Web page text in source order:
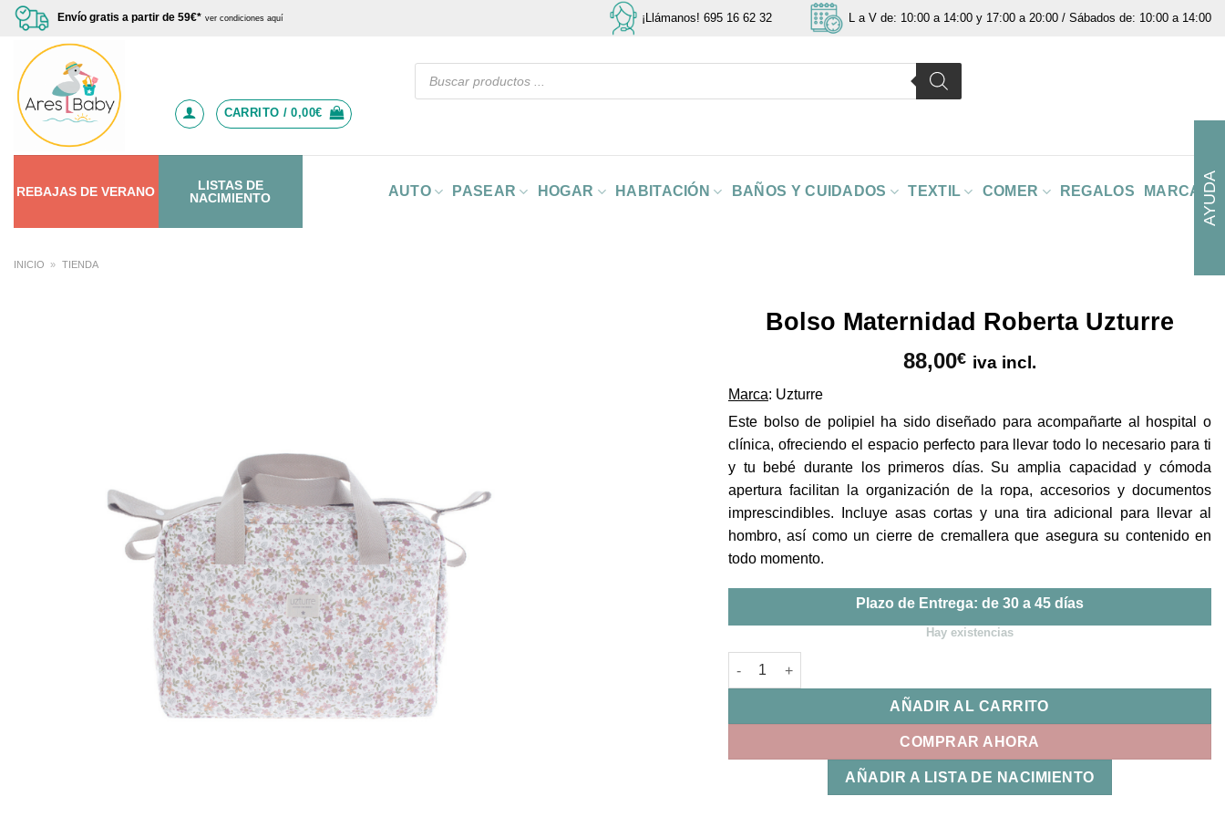
Saltar
contenido
Envío gratis a partir de 59€* ver condiciones aquí ¡Llámanos! 695 16 62 32 L a V de: 10:00 a 14:00 y 17:00 a 20:00 / Sábados de: 10:00 a 14:00
Búsqueda
CARRITO /0,00€
REBAJAS DEVERANO
LISTAS DE
NACIMIENTO
AUTO PASEAR HOGAR HABITACIÓN BAÑOS Y CUIDADOS TEXTIL COMER REGALOS MARCAS
INICIO » TIENDA
Bolso Maternidad Roberta Uzturre
88,00€ iva incl.
Marca: Uzturre
Este bolso de polipiel ha sido diseñado para acompañarte al hospital o
clínica, ofreciendo el espacio perfecto para llevar todo lo necesario para ti
y tu bebé durante los primeros días. Su amplia capacidad y cómoda
apertura facilitan la organización de la ropa, accesorios y documentos
imprescindibles. Incluye asas cortas y una tira adicional para llevar al
hombro, así como un cierre de cremallera que asegura su contenido en
todo momento.
Plazo de Entrega: de 30 a 45 días
Hay existencias
Bolso Maternidad Roberta Uzturre cantidad
AÑADIR AL CARRITO
COMPRAR AHORA
AÑADIR A LISTA DE NACIMIENTO
AYUDA